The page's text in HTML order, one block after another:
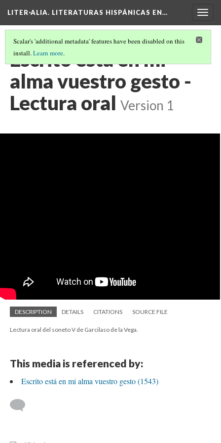
LITER·ALIA. LITERATURAS HISPÁNICAS EN…
Scalar's 'additional metadata' features have been disabled on this
install.Learn more.
Escrito está en mi
alma vuestro gesto -
Lectura oral Version 1
DESCRIPTION DETAILS CITATIONS SOURCE FILE
Lectura oral del soneto V de Garcilaso de la Vega.
This media is referenced by:
Escrito está en mi alma vuestro gesto (1543)